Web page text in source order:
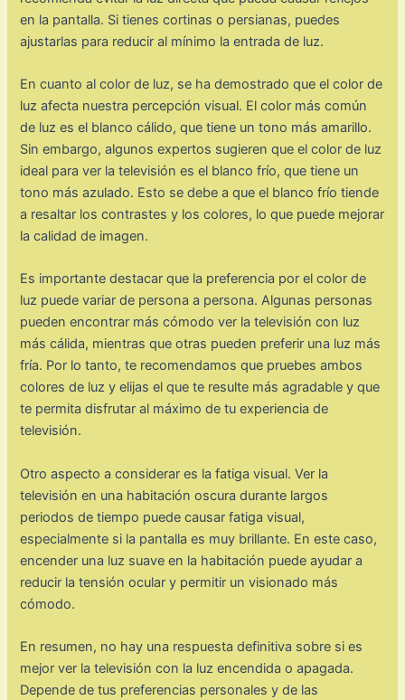
en la pantalla. Si tienes cortinas o persianas, puedes
ajustarlas para reducir al mínimo la entrada de luz.
En cuanto al color de luz, se ha demostrado que el color de
luz afecta nuestra percepción visual. El color más común
de luz es el blanco cálido, que tiene un tono más amarillo.
Sin embargo, algunos expertos sugieren que el color de luz
ideal para ver la televisión es el blanco frío, que tiene un
tono más azulado. Esto se debe a que el blanco frío tiende
a resaltar los contrastes y los colores, lo que puede mejorar
la calidad de imagen.
Es importante destacar que la preferencia por el color de
luz puede variar de persona a persona. Algunas personas
pueden encontrar más cómodo ver la televisión con luz
más cálida, mientras que otras pueden preferir una luz más
fría. Por lo tanto, te recomendamos que pruebes ambos
colores de luz y elijas el que te resulte más agradable y que
te permita disfrutar al máximo de tu experiencia de
televisión.
Otro aspecto a considerar es la fatiga visual. Ver la
televisión en una habitación oscura durante largos
periodos de tiempo puede causar fatiga visual,
especialmente si la pantalla es muy brillante. En este caso,
encender una luz suave en la habitación puede ayudar a
reducir la tensión ocular y permitir un visionado más
cómodo.
En resumen, no hay una respuesta definitiva sobre si es
mejor ver la televisión con la luz encendida o apagada.
Depende de tus preferencias personales y de las